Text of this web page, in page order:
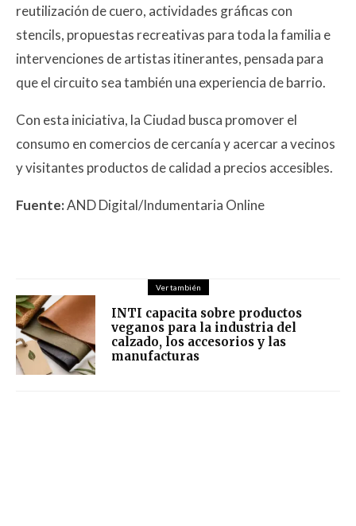
reutilización de cuero, actividades gráficas con
stencils, propuestas recreativas para toda la familia e
intervenciones de artistas itinerantes, pensada para
que el circuito sea también una experiencia de barrio.
Con esta iniciativa, la Ciudad busca promover el
consumo en comercios de cercanía y acercar a vecinos
y visitantes productos de calidad a precios accesibles.
Fuente:AND Digital/Indumentaria Online
Ver también
INTI capacita sobre productos
veganos para la industria del
calzado, los accesorios y las
manufacturas